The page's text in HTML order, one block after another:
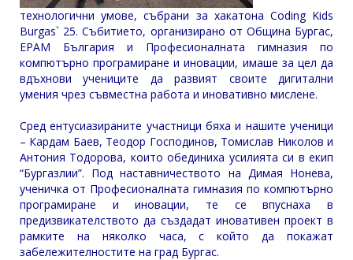
технологични умове, събрани за хакатона Coding Kids
Burgas` 25. Събитието, организирано от Община Бургас,
EPAM България и Професионалната гимназия по
компютърно програмиране и иновации, имаше за цел да
вдъхнови учениците да развият своите дигитални
умения чрез съвместна работа и иновативно мислене.
Сред ентусиазираните участници бяха и нашите ученици
– Кардам Баев, Теодор Господинов, Томислав Николов и
Антония Тодорова, които обединиха усилията си в екип
“Бургазлии”. Под наставничеството на Димая Нонева,
ученичка от Професионалната гимназия по компютърно
програмиране и иновации, те се впуснаха в
предизвикателството да създадат иновативен проект в
рамките на няколко часа, с който да покажат
забележителностите на град Бургас.